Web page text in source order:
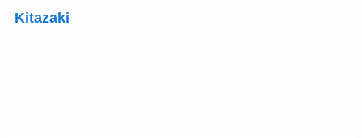
Kitazaki